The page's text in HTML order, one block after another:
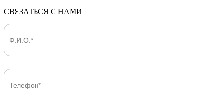
СВЯЗАТЬСЯ С НАМИ